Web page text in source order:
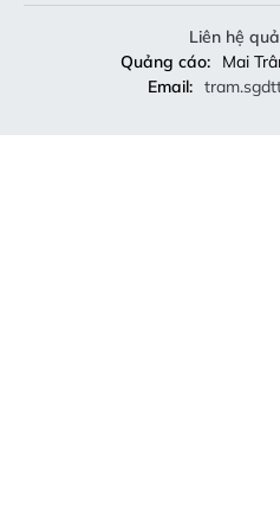
Liên hệ
Quảng cáo:
Mai
Email: